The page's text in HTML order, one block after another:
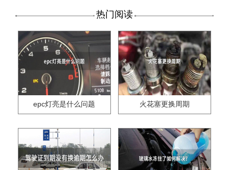
热门阅读
epc灯亮是什么问题 火花塞更换周期